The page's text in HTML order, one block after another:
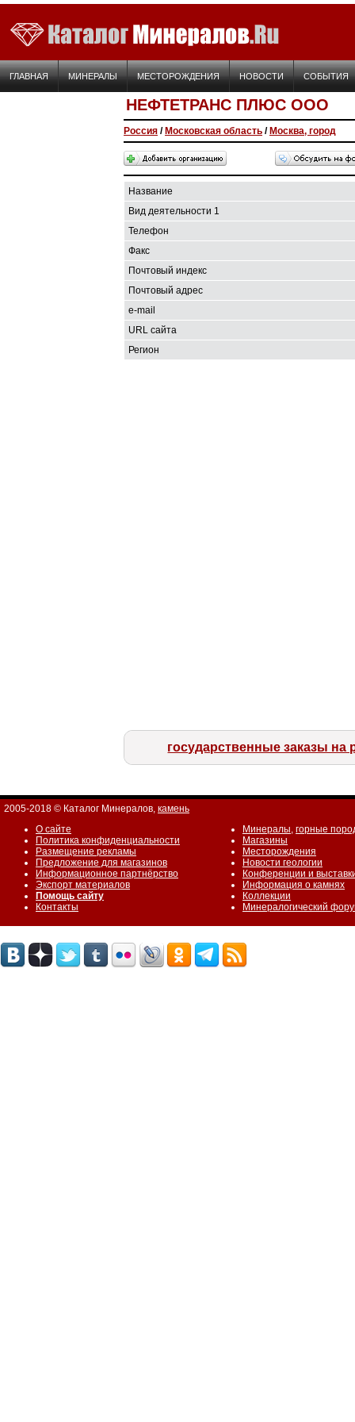
ГЛАВНАЯ МИНЕРАЛЫ МЕСТОРОЖДЕНИЯ НОВОСТИ СОБЫТИЯ
НЕФТЕТРАНС ПЛЮС ООО
Россия / Московская область / Москва, город
Название
Вид деятельности 1
Телефон
Факс
Почтовый индекс
Почтовый адрес
e-mail
URL сайта
Регион
государственные заказы на
2005-2018 © Каталог Минералов, камень
О сайте
Политика конфиденциальности
Размещение рекламы
Предложение для магазинов
Информационное партнёрство
Экспорт материалов
Помощь сайту
Контакты
Минералы, горные
Магазины
Месторождения
Новости геологии
Конференции и
Информация о камнях
Коллекции
Минералогический